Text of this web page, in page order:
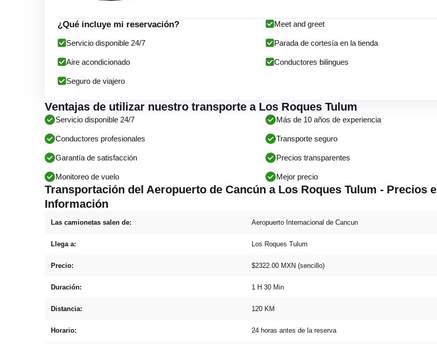
¿Qué incluye mi reservación? Meet and greet
Servicio disponible 24/7 Parada de cortesía en la tienda
Aire acondicionado Conductores bilingues
Seguro de viajero
Ventajas de utilizar nuestro transporte a Los Roques Tulum
Servicio disponible 24/7 Más de 10 años de experiencia
Conductores profesionales Transporte seguro
Garantía de satisfacción Precios transparentes
Monitoreo de vuelo Mejor precio
Transportación del Aeropuerto de Cancún a Los Roques Tulum - Precios e
Información
Las camionetas salen de: Aeropuerto Internacional de Cancun
Llega a: Los Roques Tulum
Precio: $2322.00 MXN (sencillo)
Duración: 1 H 30 Min
Distancia: 120 KM
Horario: 24 horas antes de la reserva